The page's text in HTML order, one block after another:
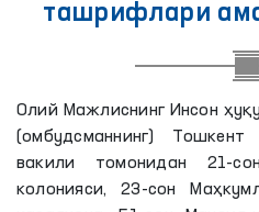
ташрифлари
Олий Мажлиснинг Инсон
(омбудсманнинг)
вакили томонидан 21-
колонияси, 23-сон